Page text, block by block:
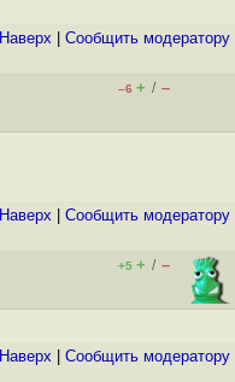
Наверх Cообщить модератору
–6 + / –
Наверх Cообщить модератору
+5 + / –
Наверх Cообщить модератору